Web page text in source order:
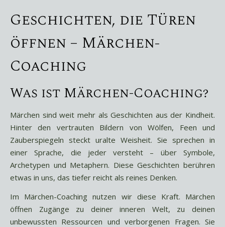
Geschichten, die Türen
öffnen – Märchen-
Coaching
Was ist Märchen-Coaching?
Märchen sind weit mehr als Geschichten aus der Kindheit.
Hinter den vertrauten Bildern von Wölfen, Feen und
Zauberspiegeln steckt uralte Weisheit. Sie sprechen in
einer Sprache, die jeder versteht – über Symbole,
Archetypen und Metaphern. Diese Geschichten berühren
etwas in uns, das tiefer reicht als reines Denken.
Im Märchen-Coaching nutzen wir diese Kraft. Märchen
öffnen Zugänge zu deiner inneren Welt, zu deinen
unbewussten Ressourcen und verborgenen Fragen. Sie